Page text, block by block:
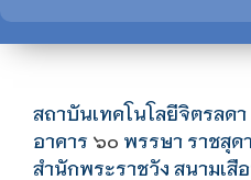
สถาบันเทคโนโลยีจิตรลดา
อาคาร ๖๐ พรรษา ราชสุด
สำนักพระราชวัง สนามเสื